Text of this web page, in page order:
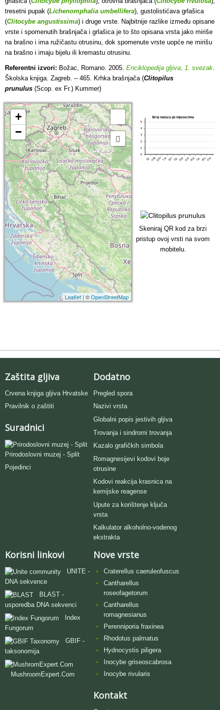
tresetni pupak (Lichenomphalia umbellifera), gustolistićava grlašica
(Clitocybe angustissima) i druge vrste. Najbitnije razlike između opisane
vrste i spomenutih brašnjača i grlašica je to što opisana vrsta jako miriše
na brašno i ima ružičastu otrusinu, dok spomenute vrste uopće ne mirišu
na brašno i imaju bijelu ili kremastu otrusinu.
Referentni izvori: Božac, Romano. 2005. Enciklopedija gljiva, 1. svezak
Školska knjiga. Zagreb. – 465. Krhka brašnjača (Clitopilus
prunulus (Scop. ex Fr.) Kummer)
+
−
Leaflet| ©OpenStreetMap
Broj nalaza po mjesecima
0
1
2
3
4
5
Sij VeljOžuTra Svi Lip Srp Kol Ruj Lis StuPro
Skeniraj QR kod za brzi
pristup ovoj vrsti na svom
mobitelu.
Zaštita gljiva
Crvena knjiga gljiva Hrvatske
Pravilnik o zaštiti
Suradnici
Prirodoslovni muzej - Split
Pojedinci
Dodatno
Pregled spora
Nazivi vrsta
Globalni popis jestivih gljiva
Trovanja i sindromi trovanja
Kazalo grafičkih simbola
Romagnesijevi kodovi boje
otrusine
Kodovi reakcija krasnica na
kemijske reagense
Upute za korištenje ključa
vrsta
Kalkulator alkoholno-vodenog
ekstrakta
Korisni linkovi
UNITE -
DNA sekvence
BLAST -
usporedba DNA sekvenci
Index
Fungorum
GBIF -
taksonomija
MushroomExpert.Com
Nove vrste
Craterellus caeruleofuscus
Cantharellus
roseofagetorum
Cantharellus
romagnesianus
Perenniporia fraxinea
Rhodotus palmatus
Hydnocystis piligera
Inocybe griseoscabrosa
Inocybe rivularis
Kontakt